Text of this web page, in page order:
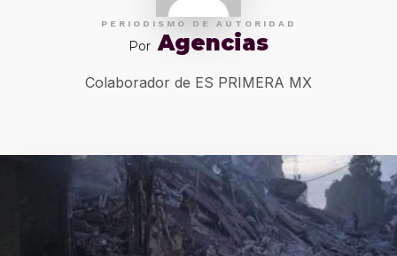
PERIODISMO DE AUTORIDAD
Por Agencias
Colaborador de ES PRIMERA MX